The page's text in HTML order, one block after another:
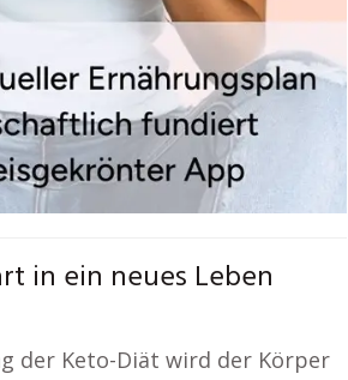
in ein neues Leben
der Keto-Diät wird der Körper